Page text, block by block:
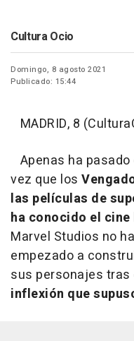
Cultura Ocio
Domingo, 8 agosto 2021
Publicado: 15:44
MADRID, 8
Apenas ha
vez que los
las películas de
ha conocido el
Marvel Studios no
empezado a
sus personajes
inflexión que